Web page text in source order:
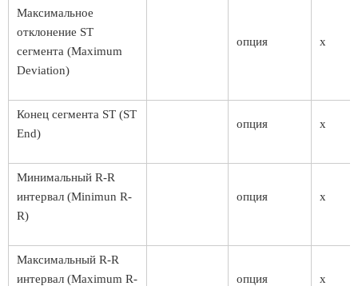
Максимальное
отклонение ST
сегмента (Maximum
Deviation)
опция x
Конец сегмента ST (ST
End)
опция x
Минимальный R-R
интервал (Minimun R-
R)
опция x
Максимальный R-R
интервал (Maximum R-
опция x